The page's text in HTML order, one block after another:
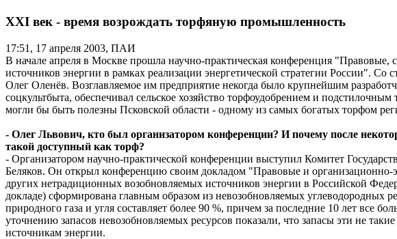
XXI век - время возрождать торфяную промышленность
17:51, 17 апреля 2003, ПАИ
В начале апреля в Москве прошла научно-практическая конференция "Правовые,
источников энергии в рамках реализации энергетической стратегии России".
Олег Оленёв. Возглавляемое им предприятие некогда было крупнейшим
соцкультбыта, обеспечивал сельское хозяйство торфоудобрением и
могли бы быть полезны Псковской области - одному из самых богатых торфом
- Олег Львович, кто был организатором конференции? И почему после
такой доступный как торф?
- Организатором научно-практической конференции выступил Комитет
Беляков. Он открыл конференцию своим докладом "Правовые и организационно-
других нетрадиционных возобновляемых источников энергии в Российской
докладе) сформирована главным образом из невозобновляемых углеводородных
природного газа и угля составляет более 90 %, причем за последние 10 лет все
уточнению запасов невозобновляемых ресурсов показали, что запасы эти не
источникам энергии.